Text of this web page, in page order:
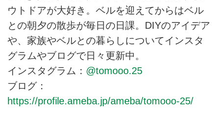
ウトドアが大好き。ベルを迎えてからはベル
との朝夕の散歩が毎日の日課。DIYのアイデア
や、家族やベルとの暮らしについてインスタ
グラムやブログで日々更新中。
インスタグラム： @tomooo.25
ブログ：
https://profile.ameba.jp/ameba/tomooo-25/